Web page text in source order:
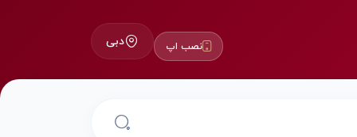
نصب اپ دبی